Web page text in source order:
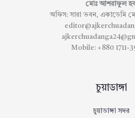
মোঃ আশরাফুল
অফিস: সারা ভবন, একাডেমি
Mobile: +880 1711-
চুয়াডাঙ্গা
চুয়াডাঙ্গা সদর